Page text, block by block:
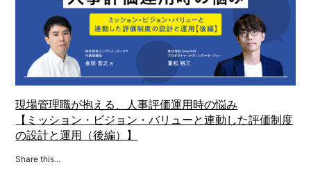
現場管理職が抱える、人事評価運用時の悩み
【ミッション・ビジョン・バリューと連動した評価制度
の設計と運用（後編）】
Share this...